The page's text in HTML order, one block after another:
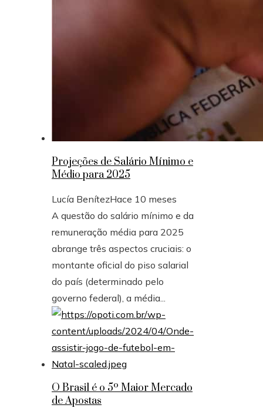
Projeções de Salário Mínimo e
Médio para 2025
Lucía BenítezHace 10 meses
A questão do salário mínimo e da
remuneração média para 2025
abrange três aspectos cruciais: o
montante oficial do piso salarial
do país (determinado pelo
governo federal), a média...
O Brasil é o 5º Maior Mercado
de Apostas